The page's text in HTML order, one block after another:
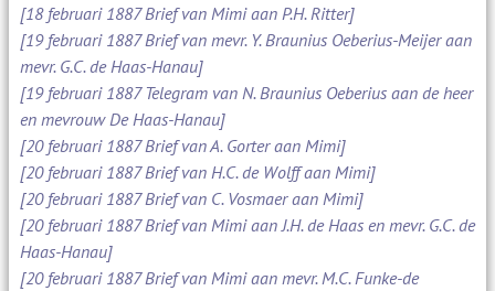
[18 februari 1887 Brief van Mimi aan P.H. Ritter]
[19 februari 1887 Brief van mevr. Y. Braunius Oeberius-Meijer aan
mevr. G.C. de Haas-Hanau]
[19 februari 1887 Telegram van N. Braunius Oeberius aan de heer
en mevrouw De Haas-Hanau]
[20 februari 1887 Brief van A. Gorter aan Mimi]
[20 februari 1887 Brief van H.C. de Wolff aan Mimi]
[20 februari 1887 Brief van C. Vosmaer aan Mimi]
[20 februari 1887 Brief van Mimi aan J.H. de Haas en mevr. G.C. de
Haas-Hanau]
[20 februari 1887 Brief van Mimi aan mevr. M.C. Funke-de